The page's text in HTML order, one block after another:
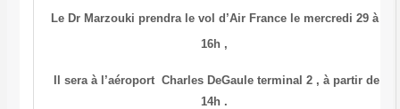
Le Dr Marzouki prendra le vol d’Air France le mercredi 29 à
16h ,
Il sera à l’aéroport Charles DeGaule terminal 2 , à partir de
14h .